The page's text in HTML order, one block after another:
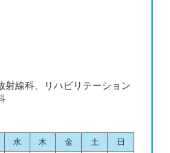
射線科、リハビリテーション
水 木 金 土
日